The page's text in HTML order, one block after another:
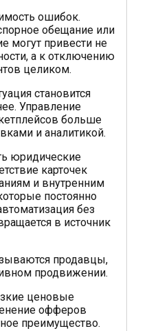
ошибок.
обещание или
могут привести не
а к отключению
целиком.
становится
Управление
больше
и аналитикой.
юридические
карточек
и внутренним
постоянно
без
в источник
продавцы,
продвижении.
ценовые
офферов
преимущество.